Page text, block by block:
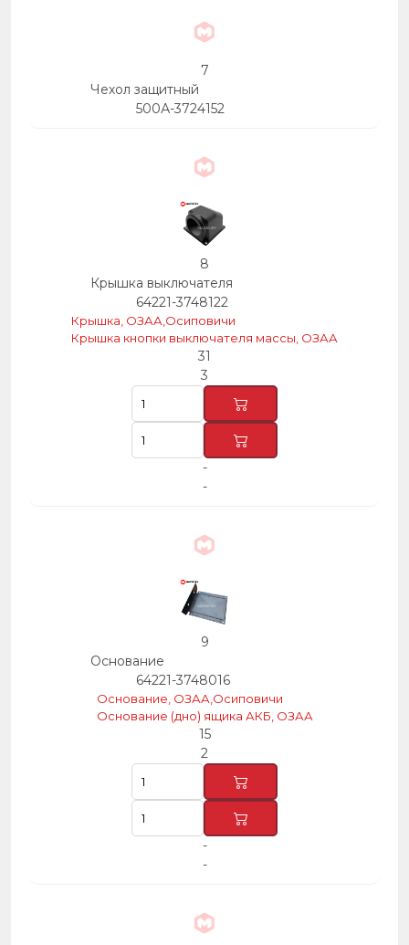
7
Чехол защитный
500А-3724152
8
Крышка выключателя
64221-3748122
Крышка, ОЗАА,Осиповичи
Крышка кнопки выключателя массы, ОЗАА
31
3
-
-
9
Основание
64221-3748016
Основание, ОЗАА,Осиповичи
Основание (дно) ящика АКБ, ОЗАА
15
2
-
-